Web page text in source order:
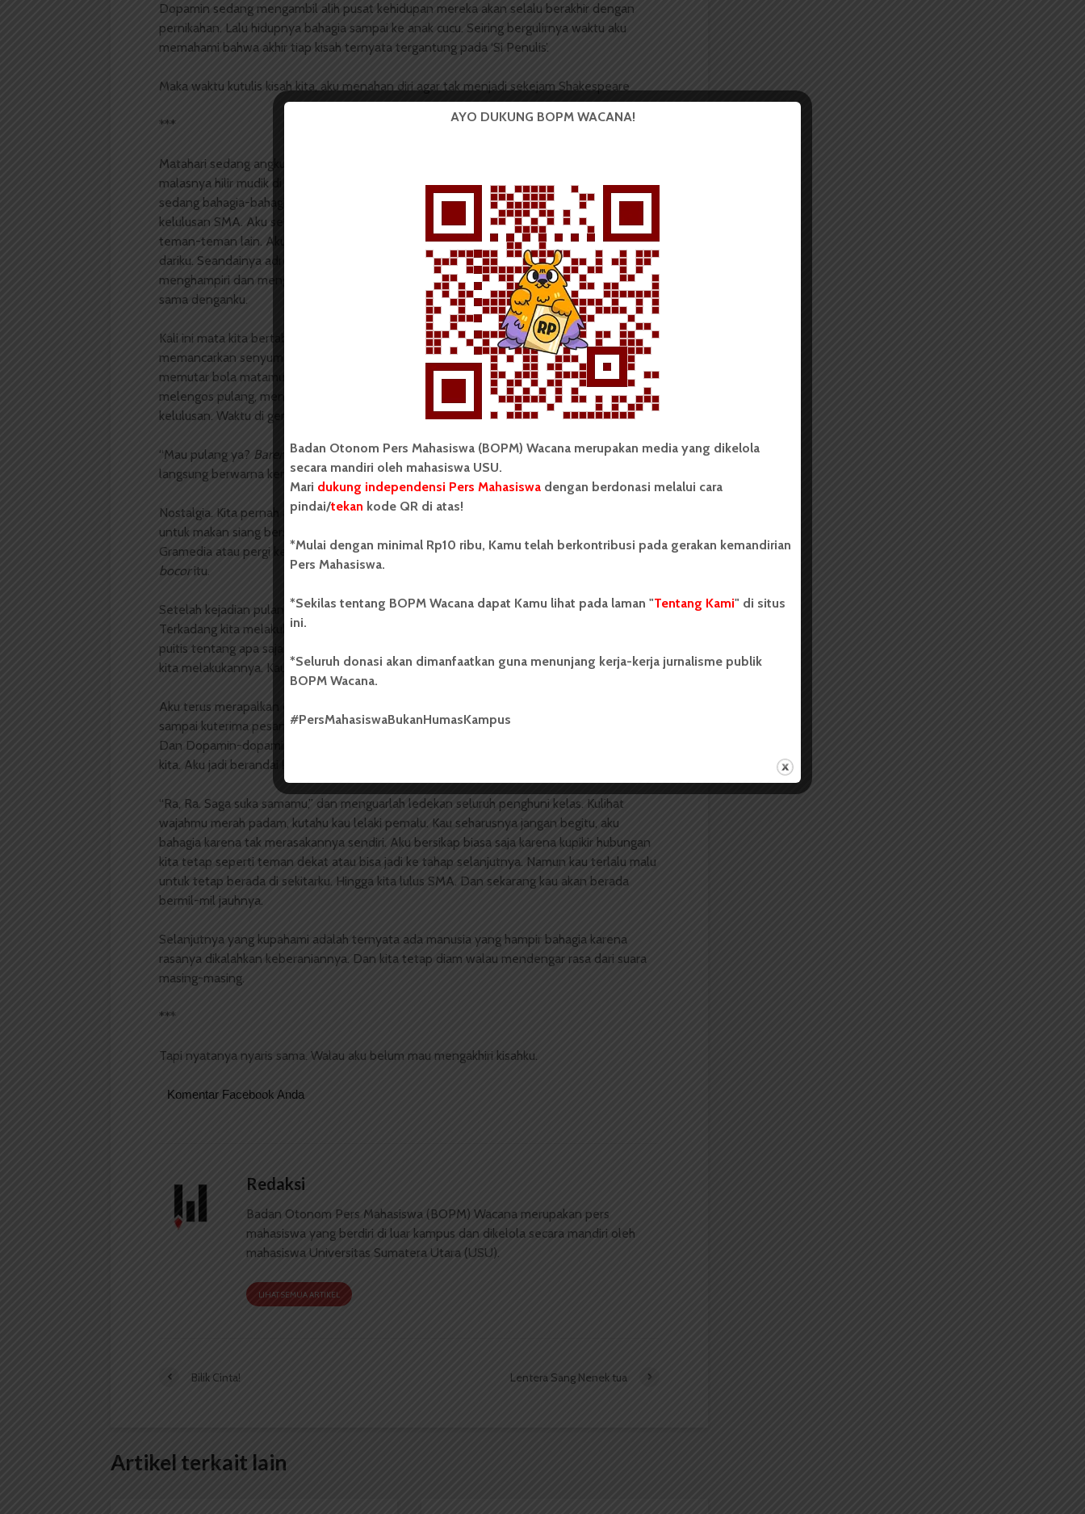
Dopamin sedang mengambil alih pusat kehidupan mereka akan selalu berakhir dengan
pernikahan. Lalu hidupnya bahagia sampai ke anak cucu. Seiring bergulirnya waktu aku
memahami bahwa akhir tiap kisah ternyata tergantung pada ‘Si Penulis’.
Maka waktu kutulis kisah kita, aku menahan diri agar tak menjadi sekejam Shakespeare
***
Matahari sedang angkuh-angkuhnya memamerkan kehebatannya. Angin sedang malas-
malasnya hilir mudik di bawah pekatnya sinar matahari. Kita di bawah lindungan aula ini
sedang bahagia-bahagianya berteduh bersama puluhan siswa lain yang sedang merayakan
kelulusan SMA. Aku sesekali melirikmu, yang berjabat tangan dan mengobrol dengan
teman-teman lain. Aku merasa bangga mengingat namamu berada di atas satu peringkat
dariku. Seandainya adrenalinku lebih besar dibanding gengsiku, sudah jelas aku akan
menghampiri dan mengucapkan selamat padamu. Sayang kau pun dalam keadaan yang
sama denganku.
Kali ini mata kita bertabrakan dan sekuat tenaga kuredakan amukan degup jantungku dan
memancarkan senyum tulus padamu. Kulihat kau jadi kikuk dan menggaruk tengkukmu lalu
memutar bola matamu ke sudut lain. Setelah itu kebahagiaanku rasanya jadi sirna. Aku
melengos pulang, menolak ajakan kawan-kawan untuk pergi ke pantai merayakan
kelulusan. Waktu di gerbang sekolah aku terkesiap melihatmu berjalan di belakangku.
“Mau pulang ya? Barengakuaja.” Sebaris kalimat itu meluncur dari mulutmu dan hariku
langsung berwarna kembali.
Nostalgia. Kita pernah ada dalam keadaan seperti ini. Pulang sekolah bersama lalu singgah
untuk makan siang bersama. Kadang melalang buana di antara hamparan buku-buku
Gramedia atau pergi ke tempat bimbingan belajar. Sebelum tragedi teman kita, Ale, yang
bocoritu.
Setelah kejadian pulang bersama itu, kau kembali rajin menjalin komunikasi denganku.
Terkadang kita melakukan kebiasaan yang itu juga, saling menyahut lewat kalimat-kalimat
puitis tentang apa saja. Kemampuanmu berbahasa sudah lebih baik dibanding terakhir kali
kita melakukannya. Kau ternyata serius dengan ketertarikanmu pada sastra.
Aku terus merapalkan doa agar kau memiliki keberanian lebih dari aku.Tapi ternyata tidak
sampai kuterima pesanmu bahwa kau akan belajar sastra di tanah kelahiran Shakespeare.
Dan Dopamin-dopamin yang kita rasakan sepertinya selamanya tertahan dalam tubuh
kita. Aku jadi berandai kalau saja waktu itu Ale tak membuka rahasiamu.
“Ra, Ra. Saga suka samamu,” dan menguarlah ledekan seluruh penghuni kelas. Kulihat
wajahmu merah padam, kutahu kau lelaki pemalu. Kau seharusnya jangan begitu, aku
bahagia karena tak merasakannya sendiri. Aku bersikap biasa saja karena kupikir hubungan
kita tetap seperti teman dekat atau bisa jadi ke tahap selanjutnya. Namun kau terlalu malu
untuk tetap berada di sekitarku. Hingga kita lulus SMA. Dan sekarang kau akan berada
bermil-mil jauhnya.
Selanjutnya yang kupahami adalah ternyata ada manusia yang hampir bahagia karena
rasanya dikalahkan keberaniannya. Dan kita tetap diam walau mendengar rasa dari suara
masing-masing.
***
Tapi nyatanya nyaris sama. Walau aku belum mau mengakhiri kisahku.
Komentar Facebook Anda
Redaksi
Badan Otonom Pers Mahasiswa (BOPM) Wacana merupakan pers
mahasiswa yang berdiri di luar kampus dan dikelola secara mandiri oleh
mahasiswa Universitas Sumatera Utara (USU).
LIHAT SEMUA ARTIKEL
Bilik Cinta! Lentera Sang Nenek tua
Artikel terkait lain
AYO DUKUNG BOPM WACANA!
Badan Otonom Pers Mahasiswa (BOPM) Wacana merupakan media yang dikelola
secara mandiri oleh mahasiswa USU.
Mari dukung independensi Pers Mahasiswa dengan berdonasi melalui cara
pindai/tekan kode QR di atas!
*Mulai dengan minimal Rp10 ribu, Kamu telah berkontribusi pada gerakan kemandirian
Pers Mahasiswa.
*Sekilas tentang BOPM Wacana dapat Kamu lihat pada laman "Tentang Kami" di situs
ini.
*Seluruh donasi akan dimanfaatkan guna menunjang kerja-kerja jurnalisme publik
BOPM Wacana.
#PersMahasiswaBukanHumasKampus